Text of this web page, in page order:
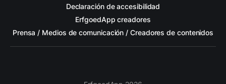
Declaración de accesibilidad
ErfgoedApp creadores
Prensa / Medios de comunicación / Creadores de contenidos